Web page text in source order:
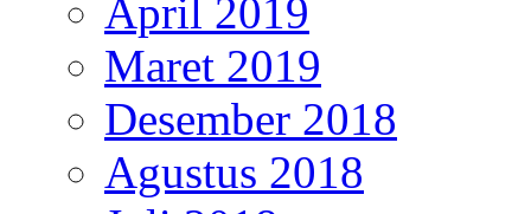
April 2019
Maret 2019
Desember 2018
Agustus 2018